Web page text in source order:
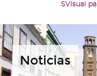
SVisual
Noticias